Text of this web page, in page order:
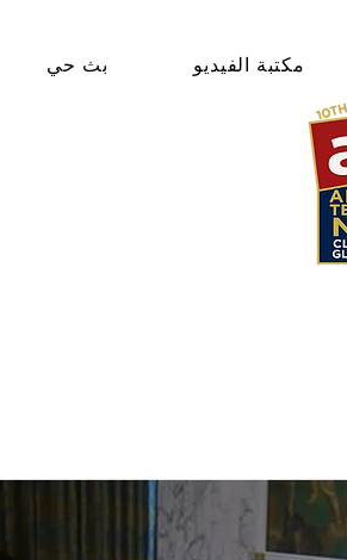
بث حي مكتبة الفيديو